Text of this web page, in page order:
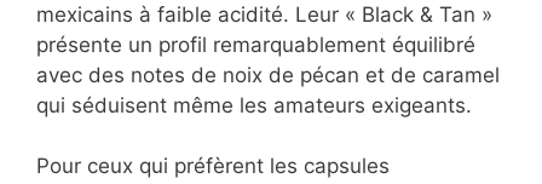
mexicains à faible acidité. Leur « Black & Tan »
présente un profil remarquablement équilibré
avec des notes de noix de pécan et de caramel
qui séduisent même les amateurs exigeants.
Pour ceux qui préfèrent les capsules